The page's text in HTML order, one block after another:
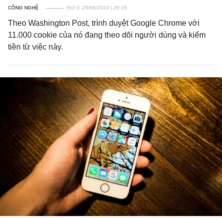
CÔNG NGHỆ Thứ 3, 25/06/2019 | 20:18
Theo Washington Post, trình duyệt Google Chrome với
11.000 cookie của nó đang theo dõi người dùng và kiếm
tiền từ việc này.